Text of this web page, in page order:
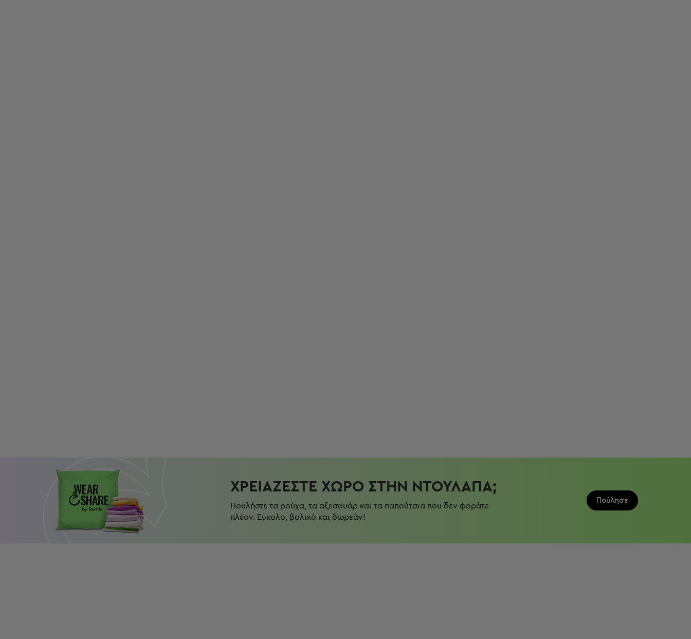
ΧΡΕΙΆΖΕΣΤΕ ΧΏΡΟ ΣΤΗΝ ΝΤΟΥΛΆΠΑ;
Πουλήστε τα ρούχα, τα αξεσουάρ και τα παπούτσια που δεν φοράτε
πλέον. Εύκολο, βολικό και δωρεάν!
Πούλησε